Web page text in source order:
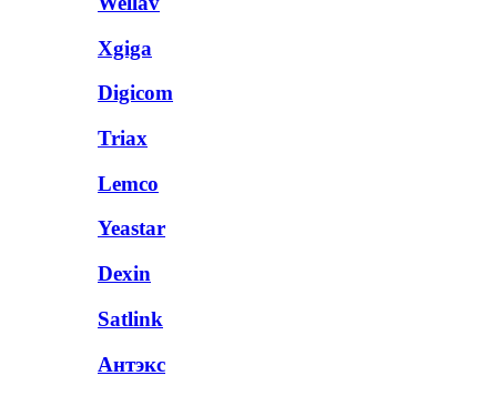
Xgiga
Digicom
Triax
Lemco
Yeastar
Dexin
Satlink
Антэкс